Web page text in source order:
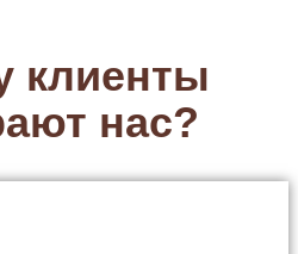
клиенты
нас?